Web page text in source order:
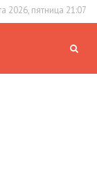
2026, пятница 21:07